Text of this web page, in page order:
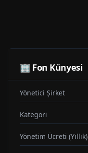
🏢 Fon Künyesi
Yönetici Şirket
Kategori
Yönetim Ücreti (Yıllık)